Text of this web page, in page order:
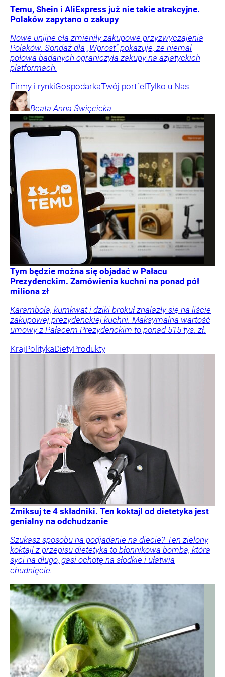
Temu, Shein i AliExpress już nie takie atrakcyjne.
Polaków zapytano o zakupy
Nowe unijne cła zmieniły zakupowe przyzwyczajenia
Polaków. Sondaż dla „Wprost” pokazuje, że niemal
połowa badanych ograniczyła zakupy na azjatyckich
platformach.
Firmy i rynkiGospodarkaTwój portfel Tylko u Nas
Beata Anna Święcicka
Tym będzie można się objadać w Pałacu
Prezydenckim. Zamówienia kuchni na ponad pół
miliona zł
Karambola, kumkwat i dziki brokuł znalazły się na liście
zakupowej prezydenckiej kuchni. Maksymalna wartość
umowy z Pałacem Prezydenckim to ponad 515 tys. zł.
KrajPolitykaDietyProdukty
Zmiksuj te 4 składniki. Ten koktajl od dietetyka jest
genialny na odchudzanie
Szukasz sposobu na podjadanie na diecie? Ten zielony
koktajl z przepisu dietetyka to błonnikowa bomba, która
syci na długo, gasi ochotę na słodkie i ułatwia
chudnięcie.